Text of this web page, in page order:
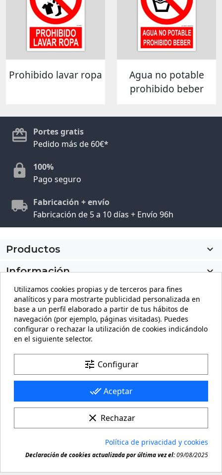
Prohibido lavar ropa
Agua no potable
prohibido beber
Portes gratis
Pedido más de 60€*
100%
Pago seguro
Fabricación + envío
Fabricación de 5 a 10 días + Envío 96h
Productos

Información

Mi cuenta
Información de la tienda
Facebook
© 2026 - carteling.com es una marca registrada. Queda
prohibida toda copia o reproducción de cualquier
material de este sitio.

Utilizamos cookies propias y de terceros para fines
analíticos y para mostrarte publicidad personalizada en
base a un perfil elaborado a partir de tus hábitos de
navegación (por ejemplo, páginas visitadas). Puedes
configurar o rechazar la utilización de cookies indicándolo
en el siguiente selector.
tune Configurar
done_all Aceptar
clear Rechazar
Política de privacidad y cookies
Declaración de cookies actualizada por última vez el:09/08/2025